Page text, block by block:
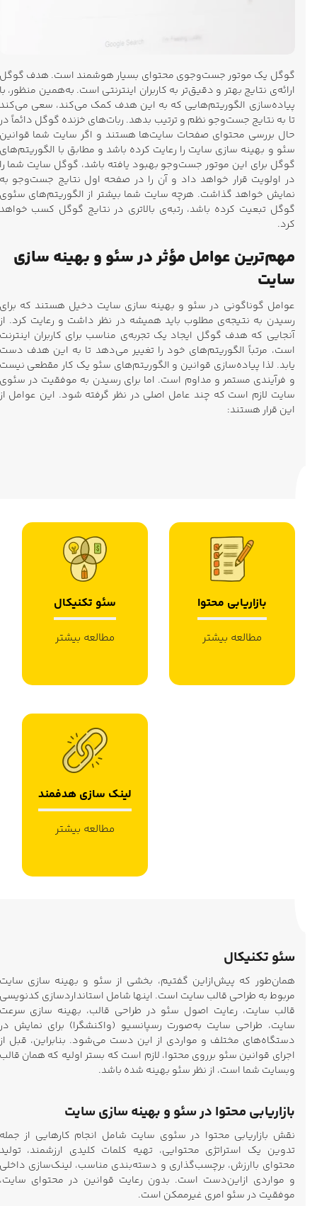
گوگل یک موتور جست‌وجوی محتوای بسیار هوشمند است. هدف
ارائه‌ی نتایج بهتر و دقیق‌تر به کاربران اینترنتی است. به‌همین منظور،
پیاده‌سازی الگوریتم‌هایی که به این هدف کمک می‌کند، سعی
تا به نتایج جست‌وجو نظم و ترتیب بدهد. ربات‌های خزنده گوگل دائماً
حال بررسی محتوای صفحات سایت‌ها هستند و اگر سایت شما
سئو و بهینه سازی سایت را رعایت کرده باشد و مطابق با
گوگل برای این موتور جست‌وجو بهبود یافته باشد، گوگل سایت شما
در اولویت قرار خواهد داد و آن را در صفحه اول نتایج جست‌وجو
نمایش خواهد گذاشت. هرچه سایت شما بیشتر از الگوریتم‌های
گوگل تبعیت کرده باشد، رتبه‌ی بالاتری در نتایج گوگل کسب
کرد.
مهم‌ترین عوامل مؤثر در سئو و بهینه سازی
سایت
عوامل گوناگونی در سئو و بهینه سازی سایت دخیل هستند که
رسیدن به نتیجه‌ی مطلوب باید همیشه در نظر داشت و رعایت کرد.
آنجایی که هدف گوگل ایجاد یک تجربه‌ی مناسب برای کاربران
است، مرتباً الگوریتم‌های خود را تغییر می‌دهد تا به این هدف
یابد. لذا پیاده‌سازی قوانین و الگوریتم‌های سئو یک کار مقطعی
و فرآیندی مستمر و مداوم است. اما برای رسیدن به موفقیت در
سایت لازم است که چند عامل اصلی در نظر گرفته شود. این عوامل
این قرار هستند:
سئو تکنیکال
مطالعه بیشتر
بازاریابی محتوا
مطالعه بیشتر
لینک سازی هدفمند
مطالعه بیشتر
سئو تکنیکال
همان‌طور که پیش‌ازاین گفتیم، بخشی از سئو و بهینه سازی
مربوط به طراحی قالب سایت است. اینها شامل استانداردسازی
قالب سایت، رعایت اصول سئو در طراحی قالب، بهینه سازی
سایت، طراحی سایت به‌صورت رسپانسیو (واکنشگرا) برای نمایش
دستگاه‌های مختلف و مواردی از این دست می‌شود. بنابراین، قبل
اجرای قوانین سئو برروی محتوا، لازم است که بستر اولیه که همان
وبسایت شما است، از نظر سئو بهینه شده باشد.
بازاریابی محتوا در سئو و بهینه سازی سایت
نقش بازاریابی محتوا در سئوی سایت شامل انجام کارهایی از
تدوین یک استراتژی محتوایی، تهیه کلمات کلیدی ارزشمند،
محتوای باارزش، برچسب‌گذاری و دسته‌بندی مناسب، لینک‌سازی
و مواردی ازاین‌دست است. بدون رعایت قوانین در محتوای
موفقیت در سئو امری غیرممکن است.